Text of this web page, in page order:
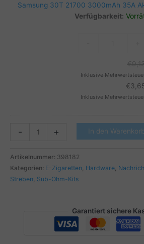
-
Samsung 30T 21700 3000mAh 35A
Verfügbarkeit:
3000mAh
Akku
30T
Menge
Inklusive
€
Inklusive
-
EX
KIT
Menge
+ In den
Artikelnummer: 398182
Kategorien: E-Zigaretten, Hardware,
Streben, Sub-Ohm-Kits
Garantiert sichere